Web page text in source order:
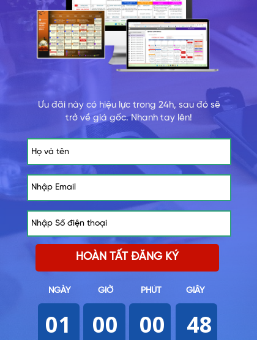
Ưu đãi này có hiệu lực trong 24h, sau đó sẽ
trở về giá gốc. Nhanh tay lên!
NGÀY GIỜ GIÂY
PHÚT
01 00 00 47
HOÀN TẤT ĐĂNG KÝ